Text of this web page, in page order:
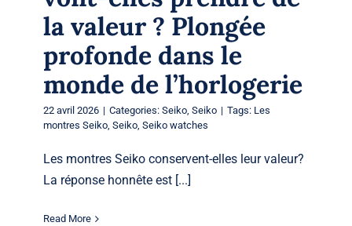
la valeur ? Plongée
profonde dans le
monde de l’horlogerie
22 avril 2026 | Categories: Seiko, Seiko | Tags: Les
montres Seiko, Seiko, Seiko watches
Les montres Seiko conservent-elles leur valeur?
La réponse honnête est [...]
Read More